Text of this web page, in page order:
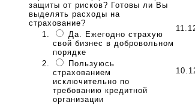
защиты от рисков? Готовы ли Вы
выделять расходы на
страхование?
Да. Ежегодно страхую
свой бизнес в добровольном
порядке
Пользуюсь
страхованием
исключительно по
требованию кредитной
организации